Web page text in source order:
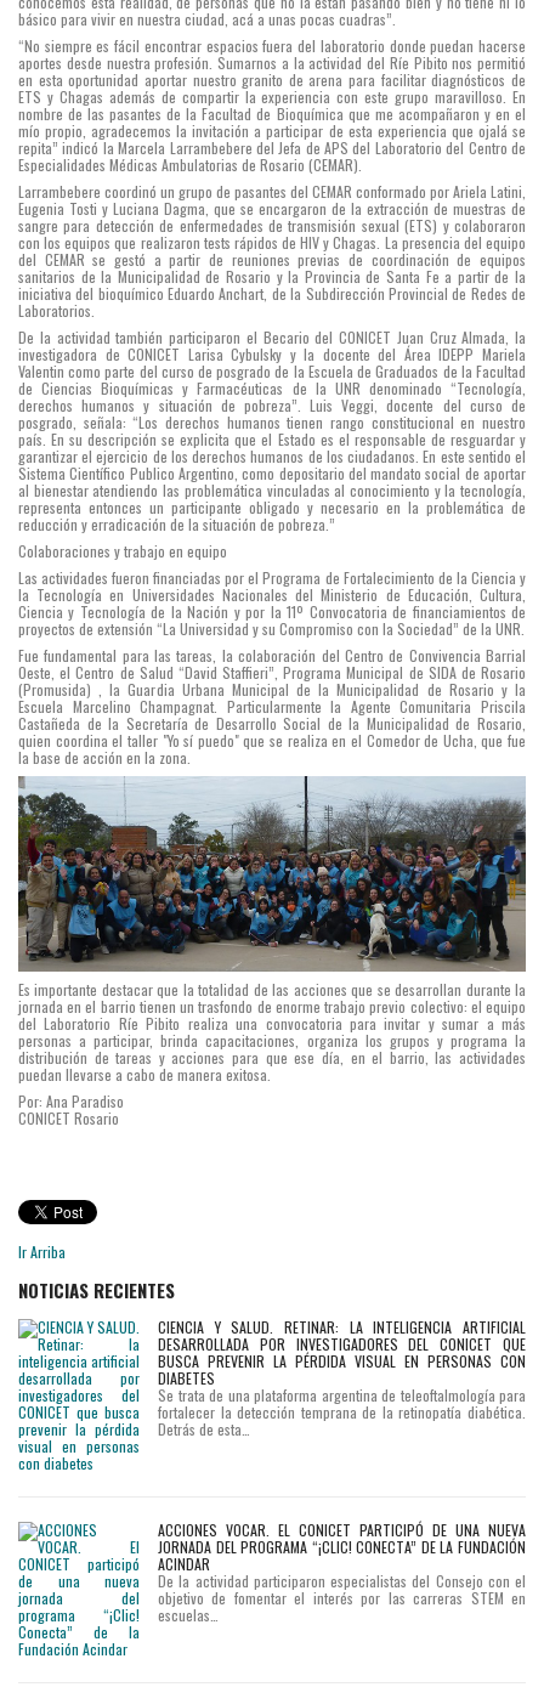
básico para vivir en nuestra ciudad, acá a unas pocas cuadras”.
“No siempre es fácil encontrar espacios fuera del laboratorio donde puedan hacerse
aportes desde nuestra profesión. Sumarnos a la actividad del Ríe Pibito nos permitió
en esta oportunidad aportar nuestro granito de arena para facilitar diagnósticos de
ETS y Chagas además de compartir la experiencia con este grupo maravilloso. En
nombre de las pasantes de la Facultad de Bioquímica que me acompañaron y en el
mío propio, agradecemos la invitación a participar de esta experiencia que ojalá se
repita” indicó la Marcela Larrambebere del Jefa de APS del Laboratorio del Centro de
Especialidades Médicas Ambulatorias de Rosario (CEMAR).
Larrambebere coordinó un grupo de pasantes del CEMAR conformado por Ariela Latini,
Eugenia Tosti y Luciana Dagma, que se encargaron de la extracción de muestras de
sangre para detección de enfermedades de transmisión sexual (ETS) y colaboraron
con los equipos que realizaron tests rápidos de HIV y Chagas. La presencia del equipo
del CEMAR se gestó a partir de reuniones previas de coordinación de equipos
sanitarios de la Municipalidad de Rosario y la Provincia de Santa Fe a partir de la
iniciativa del bioquímico Eduardo Anchart, de la Subdirección Provincial de Redes de
Laboratorios.
De la actividad también participaron el Becario del CONICET Juan Cruz Almada, la
investigadora de CONICET Larisa Cybulsky y la docente del Área IDEPP Mariela
Valentin como parte del curso de posgrado de la Escuela de Graduados de la Facultad
de Ciencias Bioquímicas y Farmacéuticas de la UNR denominado “Tecnología,
derechos humanos y situación de pobreza”. Luis Veggi, docente del curso de
posgrado, señala: “Los derechos humanos tienen rango constitucional en nuestro
país. En su descripción se explicita que el Estado es el responsable de resguardar y
garantizar el ejercicio de los derechos humanos de los ciudadanos. En este sentido el
Sistema Científico Publico Argentino, como depositario del mandato social de aportar
al bienestar atendiendo las problemática vinculadas al conocimiento y la tecnología,
representa entonces un participante obligado y necesario en la problemática de
reducción y erradicación de la situación de pobreza.”
Colaboraciones y trabajo en equipo
Las actividades fueron financiadas por el Programa de Fortalecimiento de la Ciencia y
la Tecnología en Universidades Nacionales del Ministerio de Educación, Cultura,
Ciencia y Tecnología de la Nación y por la 11º Convocatoria de financiamientos de
proyectos de extensión “La Universidad y su Compromiso con la Sociedad” de la UNR.
Fue fundamental para las tareas, la colaboración del Centro de Convivencia Barrial
Oeste, el Centro de Salud “David Staffieri”, Programa Municipal de SIDA de Rosario
(Promusida) , la Guardia Urbana Municipal de la Municipalidad de Rosario y la
Escuela Marcelino Champagnat. Particularmente la Agente Comunitaria Priscila
Castañeda de la Secretaría de Desarrollo Social de la Municipalidad de Rosario,
quien coordina el taller "Yo sí puedo" que se realiza en el Comedor de Ucha, que fue
la base de acción en la zona.
Es importante destacar que la totalidad de las acciones que se desarrollan durante la
jornada en el barrio tienen un trasfondo de enorme trabajo previo colectivo: el equipo
del Laboratorio Ríe Pibito realiza una convocatoria para invitar y sumar a más
personas a participar, brinda capacitaciones, organiza los grupos y programa la
distribución de tareas y acciones para que ese día, en el barrio, las actividades
puedan llevarse a cabo de manera exitosa.
Por: Ana Paradiso
CONICET Rosario
Ir Arriba
NOTICIAS RECIENTES
CIENCIA Y SALUD. RETINAR: LA INTELIGENCIA ARTIFICIAL
DESARROLLADA POR INVESTIGADORES DEL CONICET QUE
BUSCA PREVENIR LA PÉRDIDA VISUAL EN PERSONAS CON
DIABETES
Se trata de una plataforma argentina de teleoftalmología para
fortalecer la detección temprana de la retinopatía diabética.
Detrás de esta…
ACCIONES VOCAR. EL CONICET PARTICIPÓ DE UNA NUEVA
JORNADA DEL PROGRAMA “¡CLIC! CONECTA” DE LA FUNDACIÓN
ACINDAR
De la actividad participaron especialistas del Consejo con el
objetivo de fomentar el interés por las carreras STEM en
escuelas…